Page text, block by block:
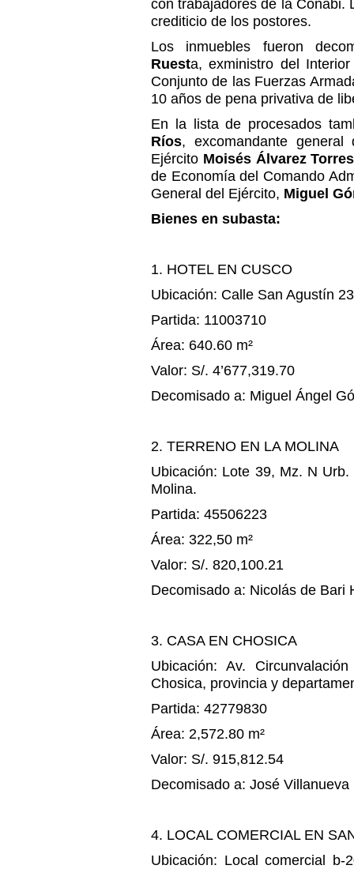
con trabajadores de la Conabi.
crediticio de los postores.
Los inmuebles fueron
Ruesta, exministro del
Conjunto de las Fuerzas
10 años de pena privativa de
En la lista de procesados
Ríos, excomandante
Ejército Moisés Álvarez
de Economía del Comando
General del Ejército, Miguel
Bienes en subasta:
1. HOTEL EN CUSCO
Ubicación: Calle San Agustín
Partida: 11003710
Área: 640.60 m²
Valor: S/. 4’677,319.70
Decomisado a: Miguel Ángel
2. TERRENO EN LA MOLINA
Ubicación: Lote 39, Mz. N
Molina.
Partida: 45506223
Área: 322,50 m²
Valor: S/. 820,100.21
Decomisado a: Nicolás de Bari
3. CASA EN CHOSICA
Ubicación: Av.
Chosica, provincia y
Partida: 42779830
Área: 2,572.80 m²
Valor: S/. 915,812.54
Decomisado a: José Villanueva
4. LOCAL COMERCIAL EN
Ubicación: Local comercial